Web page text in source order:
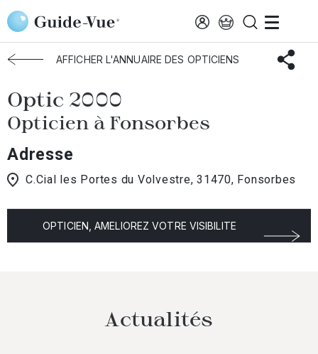
Aller au contenu principal
Accueil Choisir mon opticien Fonsorbes Optic 2000
AFFICHER L'ANNUAIRE DES OPTICIENS
Optic 2000
Opticien à Fonsorbes
Adresse
C.Cial les Portes du Volvestre, 31470, Fonsorbes
OPTICIEN, AMELIOREZ VOTRE VISIBILITE
Actualités